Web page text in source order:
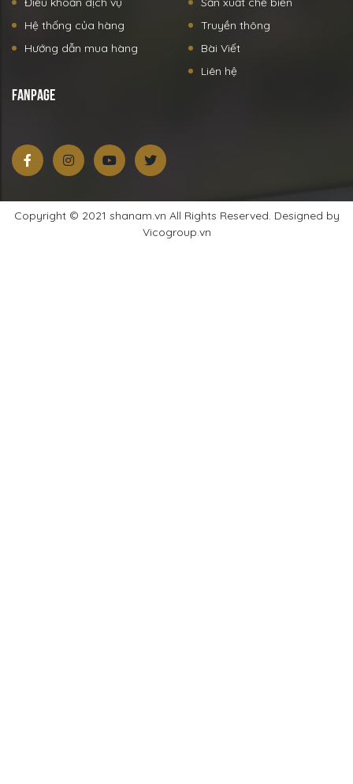
Hệ thống của hàng
Hướng dẫn mua hàng
Truyền thông
Bài Viết
Liên hệ
FANPAGE
Copyright © 2021 shanam.vn All Rights Reserved. Designed by
Vicogroup.vn